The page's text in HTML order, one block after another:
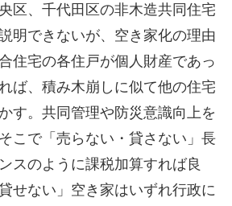
区、千代田区の非木造共同住宅
明できないが、空き家化の理由
住宅の各住戸が個人財産であっ
ば、積み木崩しに似て他の住宅
す。共同管理や防災意識向上を
こで「売らない・貸さない」長
スのように課税加算すれば良
せない」空き家はいずれ行政に